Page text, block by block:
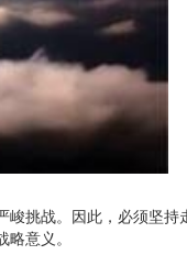
挑战。因此，必须坚持
意义。